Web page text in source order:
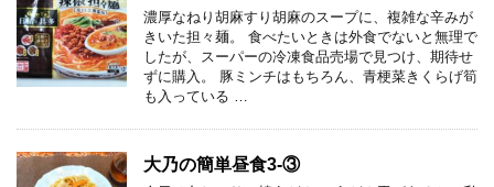
濃厚なねり胡麻すり胡麻のスープに、複雑な辛みが
きいた担々麺。 食べたいときは外食でないと無理で
したが、スーパーの冷凍食品売場で見つけ、期待せ
ずに購入。 豚ミンチはもちろん、青梗菜きくらげ筍
も入っている …
大乃の簡単昼食3-③